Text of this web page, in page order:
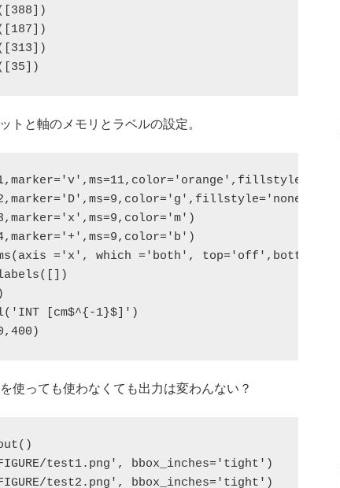
トと軸のメモリとラベルの設定。
='x', which ='both',
[cm$^{-1}$]')
使っても使わなくても出力は変わんない？
test1.png', bbox_inches='tight')
test2.png', bbox_inches='tight')